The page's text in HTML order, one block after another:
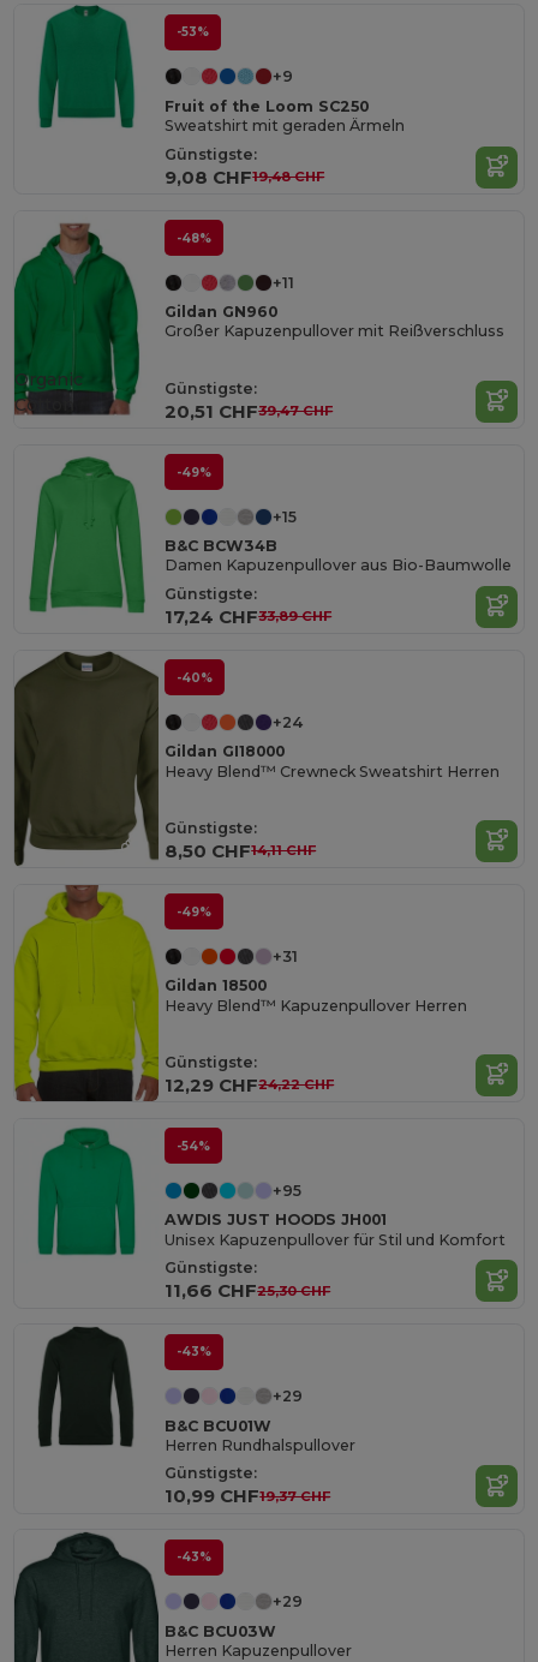
-53%
+9
Fruit of the Loom SC250
Sweatshirt mit geraden Ärmeln
Günstigste:
9,08 CHF19,48 CHF
-48%
+11
Gildan GN960
Großer Kapuzenpullover mit Reißverschluss
Günstigste:
20,51 CHF39,47 CHF
Organic
Cotton
-49%
+15
B&C BCW34B
Damen Kapuzenpullover aus Bio-Baumwolle
Günstigste:
17,24 CHF33,89 CHF
-40%
+24
Gildan GI18000
Heavy Blend™ Crewneck Sweatshirt Herren
Günstigste:
8,50 CHF14,11 CHF
-49%
+31
Gildan 18500
Heavy Blend™ Kapuzenpullover Herren
Günstigste:
12,29 CHF24,22 CHF
-54%
+95
AWDIS JUST HOODS JH001
Unisex Kapuzenpullover für Stil und Komfort
Günstigste:
11,66 CHF25,30 CHF
-43%
+29
B&C BCU01W
Herren Rundhalspullover
Günstigste:
10,99 CHF19,37 CHF
-43%
+29
B&C BCU03W
Herren Kapuzenpullover